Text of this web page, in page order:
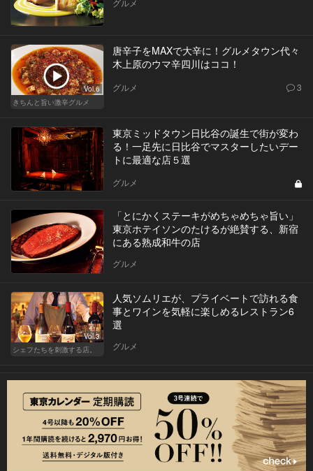
グルメ
Vol.6
きちんと旨い激辛グルメ
唐辛子をMAXで大辛に！グルメタウン代々
木上原のウマ辛四川はココ！
グルメ 3
東京ミッドタウン日比谷の誕生で街が変わ
る！一足先に日比谷でマスターしたいデー
トに最適な店５選
グルメ
「とにかくステーキがめちゃめちゃ旨い」
東京ホテイソンのたけるが絶賛する、新宿
にある熟成和牛の店
グルメ
Vol.3
シェフたちを刺激する店。
人気ソムリエが、プライベートで訪れる食
事とワインを気軽に楽しめるレストラン6
選
グルメ